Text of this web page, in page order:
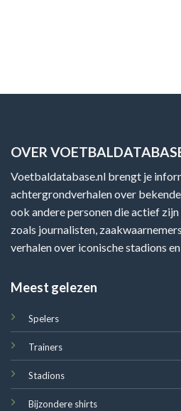
OVER
Voetbaldatabase.nl brengt je
achtergrondverhalen over
ook andere personen die actief
zoals journalisten,
verhalen over iconische stadions
Meest gelezen
Spelers
Trainers
Stadions
Bijzondere shirts